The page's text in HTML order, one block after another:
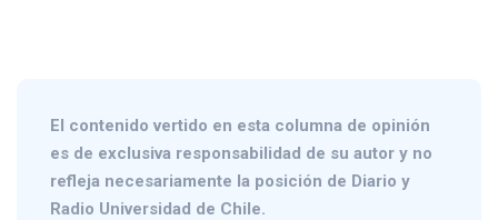
El contenido vertido en esta columna de opinión
es de exclusiva responsabilidad de su autor y no
refleja necesariamente la posición de Diario y
Radio Universidad de Chile.